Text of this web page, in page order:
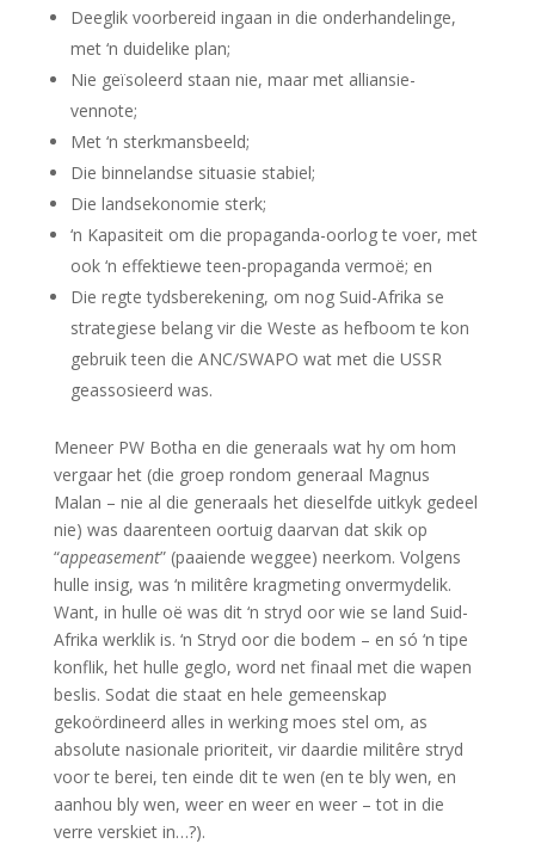
Deeglik voorbereid ingaan in die onderhandelinge,
met ‘n duidelike plan;
Nie geïsoleerd staan nie, maar met alliansie-
vennote;
Met ‘n sterkmansbeeld;
Die binnelandse situasie stabiel;
Die landsekonomie sterk;
‘n Kapasiteitom die propaganda-oorlog te voer, met
ook ‘n effektiewe teen-propaganda vermoë; en
Die regte tydsberekening, om nog Suid-Afrika se
strategiese belang vir die Weste as hefboom te kon
gebruik teen die ANC/SWAPO wat met die USSR
geassosieerd was.
Meneer PW Botha en die generaals wat hy om hom
vergaar het (die groep rondom generaal Magnus
Malan – nie al die generaals het dieselfde uitkyk gedeel
nie) was daarenteen oortuig daarvan dat skik op
“appeasement” (paaiende weggee) neerkom. Volgens
hulle insig, was ‘n militêre kragmeting onvermydelik.
Want, in hulle oë was dit ‘n stryd oor wie se land Suid-
Afrika werklik is. ‘n Stryd oor die bodem – en só ‘ntipe
konflik, het hulle geglo, word net finaal met die wapen
beslis. Sodat die staat en hele gemeenskap
gekoördineerd alles in werking moes stel om, as
absolute nasionale prioriteit, vir daardie militêre stryd
voor te berei, ten einde dit te wen (en te bly wen, en
aanhou bly wen, weer en weer en weer – tot in die
verre verskiet in…?).